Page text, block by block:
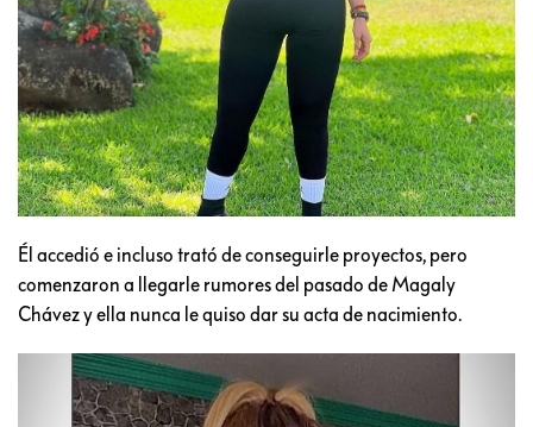
Él accedió e incluso trató de conseguirle proyectos, pero
comenzaron a llegarle rumores del pasado de Magaly
Chávez y ella nunca le quiso dar su acta de nacimiento.